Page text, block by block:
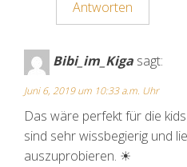
Antworten
Bibi_im_Kiga sagt:
Juni 6, 2019 um 10:33 a.m. Uhr
Das wäre perfekt für die
sind sehr wissbegierig und
auszuprobieren. ☀